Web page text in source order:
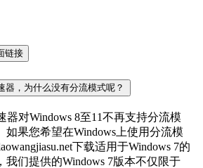
链接
器，为什么没有分流模式呢？
器对Windows 8至11不再支持分流模
如果您希望在Windows上使用分流模
下载适用于Windows 7的
我们提供的Windows 7版本不仅限于